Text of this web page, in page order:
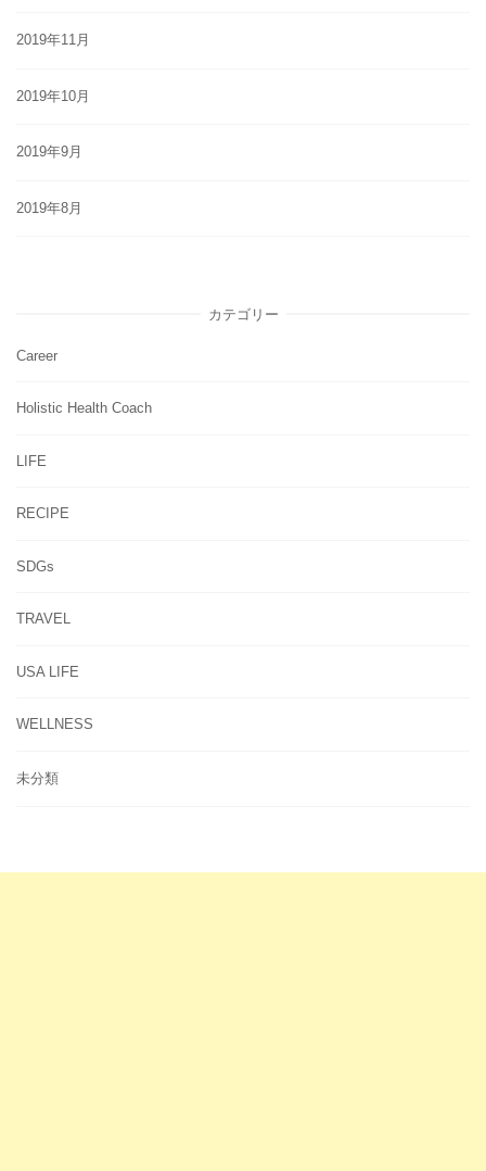
2019年11月
2019年10月
2019年9月
2019年8月
カテゴリー
Career
Holistic Health Coach
LIFE
RECIPE
SDGs
TRAVEL
USA LIFE
WELLNESS
未分類